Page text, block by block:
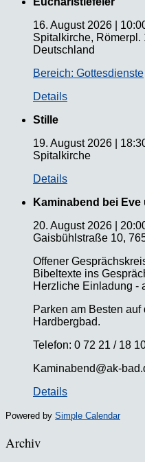
16. August 2026
Spitalkirche, Römerpl.
Deutschland
Bereich: Gottesdienste
Details
Stille
19. August 2026
Spitalkirche
Details
Kaminabend bei
20. August 2026
Gaisbühlstraße 10,
Offener
Bibeltexte ins
Herzliche Einladung -
Parken am Besten
Hardbergbad.
Telefon: 0 72 21 / 18
Kaminabend@ak-
Details
Powered by Simple Calendar
Archiv